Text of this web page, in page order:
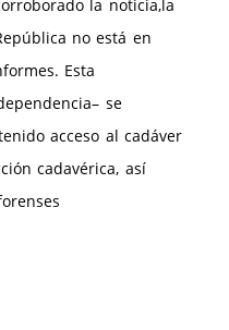
la noticia,la
no está en
Esta
se
acceso al cadáver
cadavérica, así